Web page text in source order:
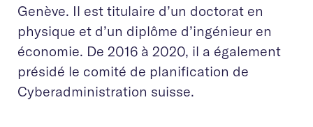
Genève. Il est titulaire d’un doctorat en
physique et d’un diplôme d’ingénieur en
économie. De 2016 à 2020, il a également
présidé le comité de planification de
Cyberadministration suisse.